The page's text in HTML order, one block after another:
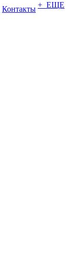
Контакты + ЕЩЕ